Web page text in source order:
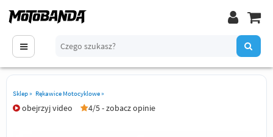
Sklep» Rękawice Motocyklowe»
obejrzyj video 4/5 - zobacz opinie